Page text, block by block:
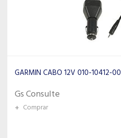
GARMIN CABO 12V 010-10412-00
Gs Consulte
+ Comprar